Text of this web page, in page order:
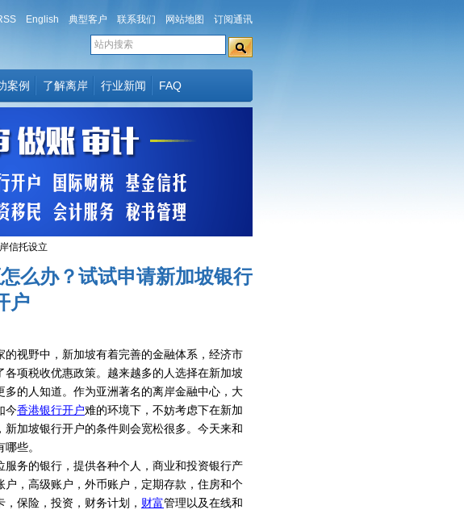
English 典型客户 联系我们 网站地图 订阅通讯
案例 了解离岸 行业新闻 FAQ
信托设立
么办？试试申请新加坡银行
户
视野中，新加坡有着完善的金融体系，经济市
项税收优惠政策。越来越多的人选择在新加坡
的人知道。作为亚洲著名的离岸金融中心，大
今香港银行开户难的环境下，不妨考虑下在新加
新加坡银行开户的条件则会宽松很多。今天来和
些。
务的银行，提供各种个人，商业和投资银行产
，高级账户，外币账户，定期存款，住房和个
保险，投资，财务计划， 财富管理以及在线和